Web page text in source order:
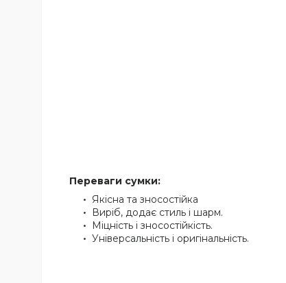
Переваги сумки:
Якісна та зносостійка
Виріб, додає стиль і шарм.
Міцність і зносостійкість.
Універсальність і оригінальність.